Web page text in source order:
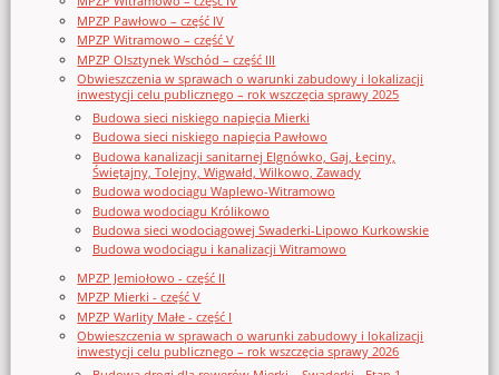
MPZP Pawłowo – część IV
MPZP Witramowo – część V
MPZP Olsztynek Wschód – część III
Obwieszczenia w sprawach o warunki zabudowy i lokalizacji
inwestycji celu publicznego – rok wszczęcia sprawy 2025
Budowa sieci niskiego napięcia Mierki
Budowa sieci niskiego napięcia Pawłowo
Budowa kanalizacji sanitarnej Elgnówko, Gaj, Łęciny,
Świętajny, Tolejny, Wigwałd, Wilkowo, Zawady
Budowa wodociągu Waplewo-Witramowo
Budowa wodociągu Królikowo
Budowa sieci wodociągowej Swaderki-Lipowo Kurkowskie
Budowa wodociągu i kanalizacji Witramowo
MPZP Jemiołowo - część II
MPZP Mierki - część V
MPZP Warlity Małe - część I
Obwieszczenia w sprawach o warunki zabudowy i lokalizacji
inwestycji celu publicznego – rok wszczęcia sprawy 2026